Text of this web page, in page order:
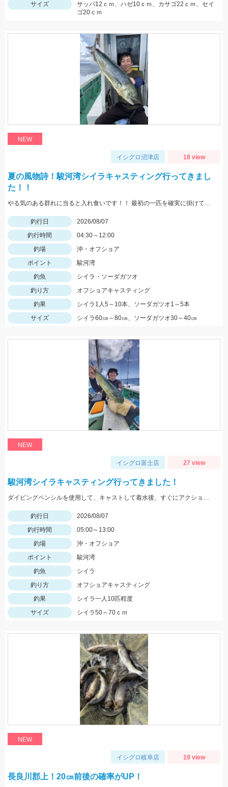
サイズ
サッパ12ｃｍ、ハゼ10ｃｍ、カサゴ22ｃｍ、セイ
ゴ20ｃｍ
NEW
イシグロ沼津店 18 view
夏の風物詩！駿河湾シイラキャスティング行ってきまし
た！！
やる気のある群れに当ると入れ食いです！！ 最初の一匹を確実に掛けて船べりに寄せてくることで船の周りがシイラだらけになり船中お祭り騒ぎになります！！
釣行日
2026/08/07
釣行時間
04:30～12:00
釣場
沖・オフショア
ポイント
駿河湾
釣魚
シイラ・ソーダガツオ
釣り方
オフショアキャスティング
釣果
シイラ1人5～10本、ソーダガツオ1～5本
サイズ
シイラ60㎝～80㎝、ソーダガツオ30～40㎝
NEW
イシグロ富士店 27 view
駿河湾シイラキャスティング行ってきました！
ダイビングペンシルを使用して、キャストして着水後、すぐにアクションを始めると見切られ難く、ヒット率が上がります。
釣行日
2026/08/07
釣行時間
05:00～13:00
釣場
沖・オフショア
ポイント
駿河湾
釣魚
シイラ
釣り方
オフショアキャスティング
釣果
シイラ一人10匹程度
サイズ
シイラ50～70ｃｍ
NEW
イシグロ岐阜店 19 view
長良川郡上！20㎝前後の確率がUP！